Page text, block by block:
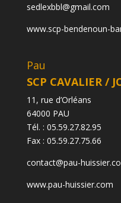
sedlexbbl@gmail.com
www.scp-bendenoun-
Pau
SCP CAVALIER /
11, rue d’Orléans
64000 PAU
Tél. : 05.59.27.82.95
Fax : 05.59.27.75.66
contact@pau-
www.pau-huissier.com